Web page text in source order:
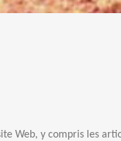
Web, y compris les